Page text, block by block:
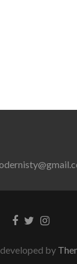
LinkLinkLink
developed by